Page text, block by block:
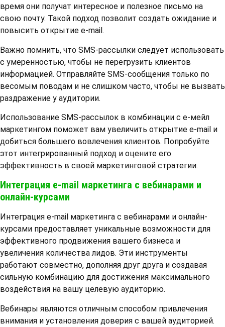
время они получат интересное и полезное письмо на
свою почту. Такой подход позволит создать ожидание и
повысить открытие e-mail.
Важно помнить, что SMS-рассылки следует использовать
с умеренностью, чтобы не перегрузить клиентов
информацией. Отправляйте SMS-сообщения только по
весомым поводам и не слишком часто, чтобы не вызвать
раздражение у аудитории.
Использование SMS-рассылок в комбинации с е-мейл
маркетингом поможет вам увеличить открытие e-mail и
добиться большего вовлечения клиентов. Попробуйте
этот интегрированный подход и оцените его
эффективность в своей маркетинговой стратегии.
Интеграция e-mail маркетинга с вебинарами и
онлайн-курсами
Интеграция e-mail маркетинга с вебинарами и онлайн-
курсами предоставляет уникальные возможности для
эффективного продвижения вашего бизнеса и
увеличения количества лидов. Эти инструменты
работают совместно, дополняя друг друга и создавая
сильную комбинацию для достижения максимального
воздействия на вашу целевую аудиторию.
Вебинары являются отличным способом привлечения
внимания и установления доверия с вашей аудиторией.